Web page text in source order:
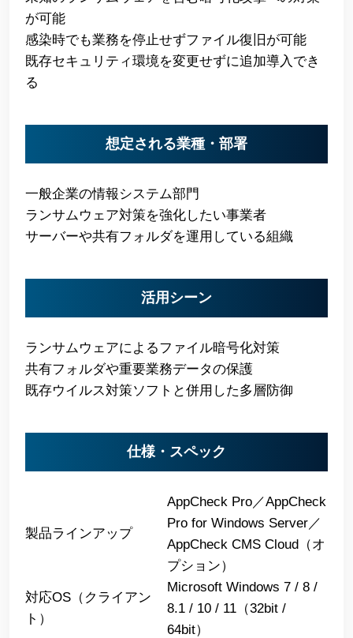
が可能
感染時でも業務を停止せずファイル復旧が可能
既存セキュリティ環境を変更せずに追加導入でき
る
想定される業種・部署
一般企業の情報システム部門
ランサムウェア対策を強化したい事業者
サーバーや共有フォルダを運用している組織
活用シーン
ランサムウェアによるファイル暗号化対策
共有フォルダや重要業務データの保護
既存ウイルス対策ソフトと併用した多層防御
仕様・スペック
製品ラインアップ
AppCheck Pro／AppCheck
Pro for Windows Server／
AppCheck CMS Cloud（オ
プション）
対応OS（クライアン
ト）
Microsoft Windows 7 / 8 /
8.1 / 10 / 11（32bit /
64bit）